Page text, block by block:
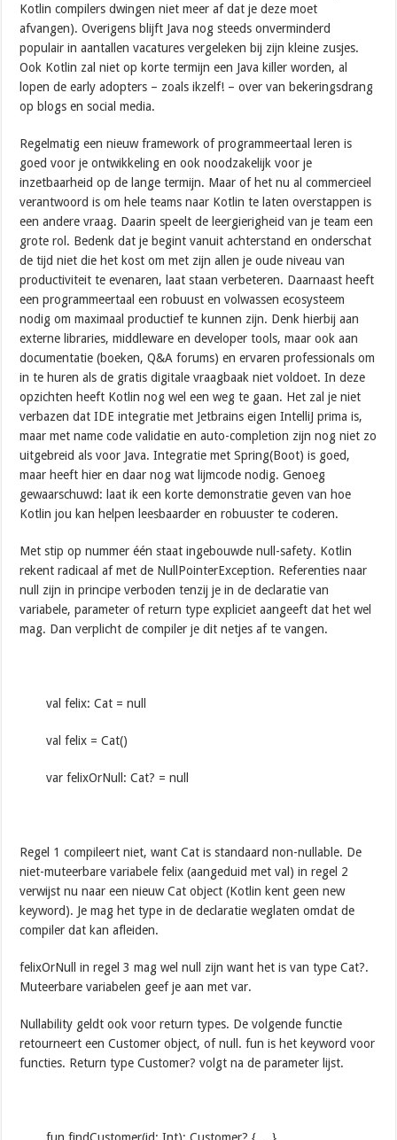
Kotlin compilers dwingen niet meer af dat je deze moet
afvangen). Overigens blijft Java nog steeds onverminderd
populair in aantallen vacatures vergeleken bij zijn kleine zusjes.
Ook Kotlin zal niet op korte termijn een Java killer worden, al
lopen de early adopters – zoals ikzelf! – over van bekeringsdrang
op blogs en social media.
Regelmatig een nieuw framework of programmeertaal leren is
goed voor je ontwikkeling en ook noodzakelijk voor je
inzetbaarheid op de lange termijn. Maar of het nu al commercieel
verantwoord is om hele teams naar Kotlin te laten overstappen is
een andere vraag. Daarin speelt de leergierigheid van je team een
grote rol. Bedenk dat je begint vanuit achterstand en onderschat
de tijd niet die het kost om met zijn allen je oude niveau van
productiviteit te evenaren, laat staan verbeteren. Daarnaast heeft
een programmeertaal een robuust en volwassen ecosysteem
nodig om maximaal productief te kunnen zijn. Denk hierbij aan
externe libraries, middleware en developer tools, maar ook aan
documentatie (boeken, Q&A forums) en ervaren professionals om
in te huren als de gratis digitale vraagbaak niet voldoet. In deze
opzichten heeft Kotlin nog wel een weg te gaan. Het zal je niet
verbazen dat IDE integratie met Jetbrains eigen IntelliJ prima is,
maar met name code validatie en auto-completion zijn nog niet zo
uitgebreid als voor Java. Integratie met Spring(Boot) is goed,
maar heeft hier en daar nog wat lijmcode nodig. Genoeg
gewaarschuwd: laat ik een korte demonstratie geven van hoe
Kotlin jou kan helpen leesbaarder en robuuster te coderen.
Met stip op nummer één staat ingebouwde null-safety. Kotlin
rekent radicaal af met de NullPointerException. Referenties naar
null zijn in principe verboden tenzij je in de declaratie van
variabele, parameter of return type expliciet aangeeft dat het wel
mag. Dan verplicht de compiler je dit netjes af te vangen.
val felix: Cat = null
val felix = Cat()
var felixOrNull: Cat? = null
Regel 1 compileert niet, want Cat is standaard non-nullable. De
niet-muteerbare variabele felix (aangeduid met val) in regel 2
verwijst nu naar een nieuw Cat object (Kotlin kent geen new
keyword). Je mag het type in de declaratie weglaten omdat de
compiler dat kan afleiden.
felixOrNull in regel 3 mag wel null zijn want het is van type Cat?.
Muteerbare variabelen geef je aan met var.
Nullability geldt ook voor return types. De volgende functie
retourneert een Customer object, of null. fun is het keyword voor
functies. Return type Customer? volgt na de parameter lijst.
fun findCustomer(id: Int): Customer? {… }